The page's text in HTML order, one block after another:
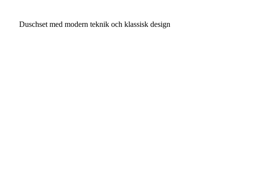
Duschset med modern teknik och klassisk design